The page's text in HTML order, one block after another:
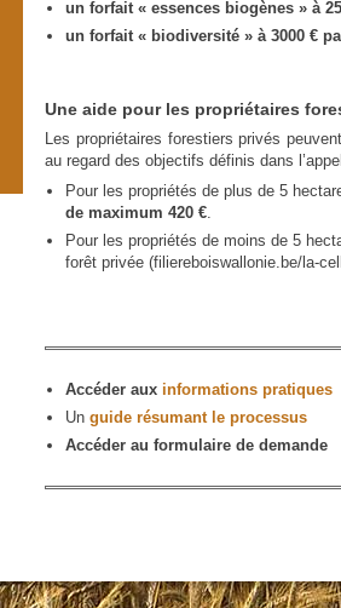
un forfait « essences biogènes » à
un forfait « biodiversité » à 3000 €
Une aide pour les propriétaires
Les propriétaires forestiers privés
au regard des objectifs définis dans
Pour les propriétés de plus de 5
de maximum 420 €
Pour les propriétés de moins de 5
forêt privée (filiereboiswallonie.be/la-
Accéder aux informations pratiques
Un guide résumant le processus
Accéder au formulaire de demande